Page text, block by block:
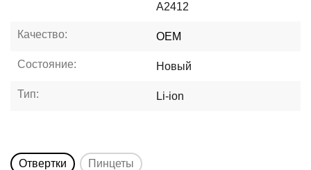
A2412
Качество: OEM
Состояние: Новый
Тип: Li-ion
Отвертки Пинцеты